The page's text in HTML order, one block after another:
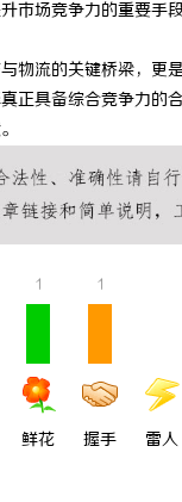
市场竞争力的重要
物流的关键桥梁，
正具备综合竞争力
1
鲜花
1
握手 雷人
婉灵动，一眼万年！
，才是你整张脸的点
质加分项